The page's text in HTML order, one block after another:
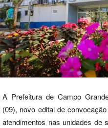
A Prefeitura de Campo
(09), novo edital de
atendimentos nas unidades de